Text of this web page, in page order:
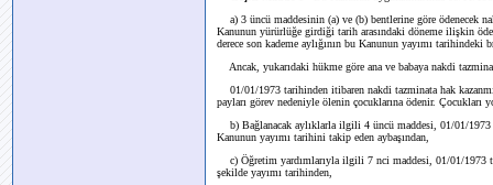
a) 3 üncü maddesinin (a) ve (b) bentlerine göre ödenecek
Kanunun yürürlüğe girdiği tarih arasındaki döneme ilişkin
derece son kademe aylığının bu Kanunun yayımı tarihindeki
Ancak, yukarıdaki hükme göre ana ve babaya nakdi
01/01/1973 tarihinden itibaren nakdi tazminata hak
payları görev nedeniyle ölenin çocuklarına ödenir. Çocukları
b) Bağlanacak aylıklarla ilgili 4 üncü maddesi, 01/01/1973
Kanunun yayımı tarihini takip eden aybaşından,
c) Öğretim yardımlarıyla ilgili 7 nci maddesi, 01/01/1973
şekilde yayımı tarihinden,